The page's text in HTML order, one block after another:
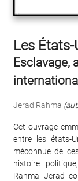
Les
Esclavage,
Jerad Rahma
Cet ouvrage
entre les états-
méconnue de
histoire
Rahma Jerad